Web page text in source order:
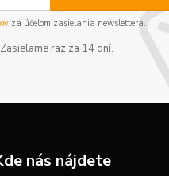
za účelom zasielania newslettera.
raz za 14 dní.
nás nájdete